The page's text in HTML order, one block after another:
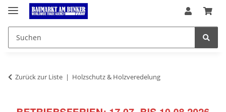
Zurück zur Liste Holzschutz & Holzveredelung